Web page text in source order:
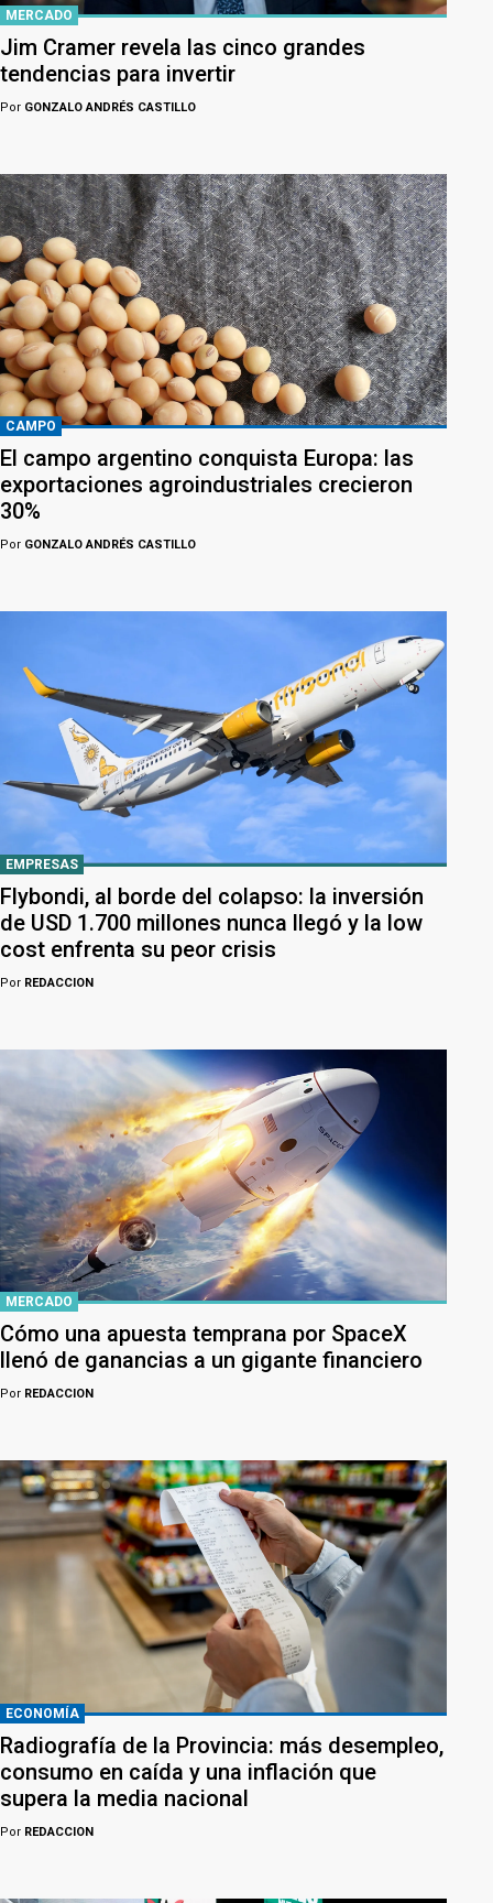
MERCADO
Jim Cramer revela las cinco grandes
tendencias para invertir
Por GONZALO ANDRÉS CASTILLO
CAMPO
El campo argentino conquista Europa: las
exportaciones agroindustriales crecieron
30%
Por GONZALO ANDRÉS CASTILLO
EMPRESAS
Flybondi, al borde del colapso: la inversión
de USD 1.700 millones nunca llegó y la low
cost enfrenta su peor crisis
Por REDACCION
MERCADO
Cómo una apuesta temprana por SpaceX
llenó de ganancias a un gigante financiero
Por REDACCION
ECONOMÍA
Radiografía de la Provincia: más desempleo,
consumo en caída y una inflación que
supera la media nacional
Por REDACCION